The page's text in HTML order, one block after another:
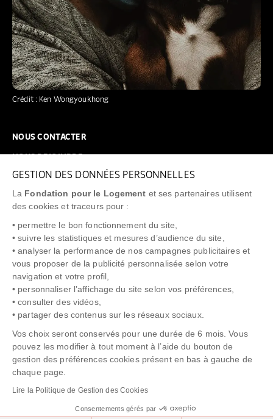
GESTION DES DONNÉES PERSONNELLES
La Fondation pour le Logement et ses partenaires utilisent
des cookies et traceurs pour :
• permettre le bon fonctionnement du site,
• suivre les statistiques et mesures d’audience du site,
• analyser la performance de nos campagnes publicitaires et
vous proposer de la publicité personnalisée selon votre
navigation et votre profil,
• personnaliser l’affichage du site selon vos préférences,
• consulter des vidéos,
• partager des contenus sur les réseaux sociaux.
Vos choix seront conservés pour une durée de 6 mois. Vous
pouvez les modifier à tout moment à l’aide du bouton de
gestion des préférences cookies présent en bas à gauche de
chaque page.
Lire la Politique de Gestion des Cookies
Consentements gérés par
Crédit : Ken Wongyoukhong
NOUS CONTACTER
FAQ
NEWSLETTER
"Allô Prévention Expulsion" 0805 299 049
POLITIQUE COOKIES CRÉDITS